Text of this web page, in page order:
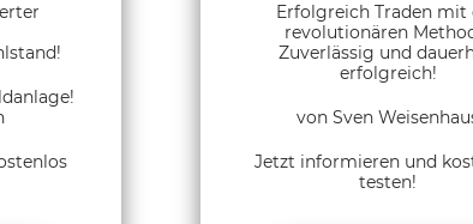
Erfolgreich Traden mit
revolutionären
Zuverlässig und
erfolgreich!
von Sven
Jetzt informieren und
testen!